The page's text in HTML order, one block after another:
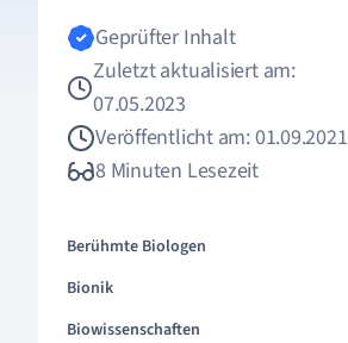
Geprüfter Inhalt
Zuletzt aktualisiert am:
07.05.2023
Veröffentlicht am: 01.09.2021
8 Minuten Lesezeit
Berühmte Biologen
Bionik
Biowissenschaften